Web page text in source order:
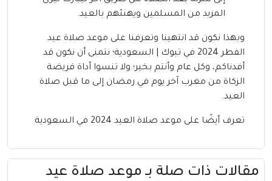
المزيد من المسلمين ويهنئهم بالعيد.
وبهذا نكون قد انتهينا وتعرفنا على موعد صلاة عيد
الفطر 2024 في تبوك | السعودية؛ نتمنى أن نكون قد
أفدناكم، وكل عام وأنتم بخير؛ ولا تنسوا أداة فريضة
الزكاة من مغرب آخر يوم في رمضان إلى ما قبل صلاة
العيد.
تعرف أيضًا على موعد صلاة العيد 2024 في السعودية
مقالات ذات صلة بــ موعد صلاة عيد